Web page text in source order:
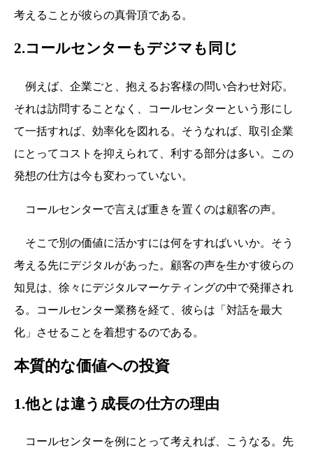
考えることが彼らの真骨頂である。
2.コールセンターもデジマも同じ
例えば、企業ごと、抱えるお客様の問い合わせ対応。
それは訪問することなく、コールセンターという形にし
て一括すれば、効率化を図れる。そうなれば、取引企業
にとってコストを抑えられて、利する部分は多い。この
発想の仕方は今も変わっていない。
コールセンターで言えば重きを置くのは顧客の声。
そこで別の価値に活かすには何をすればいいか。そう
考える先にデジタルがあった。顧客の声を生かす彼らの
知見は、徐々にデジタルマーケティングの中で発揮され
る。コールセンター業務を経て、彼らは「対話を最大
化」させることを着想するのである。
本質的な価値への投資
1.他とは違う成長の仕方の理由
コールセンターを例にとって考えれば、こうなる。先